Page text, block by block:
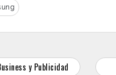
y Publicidad